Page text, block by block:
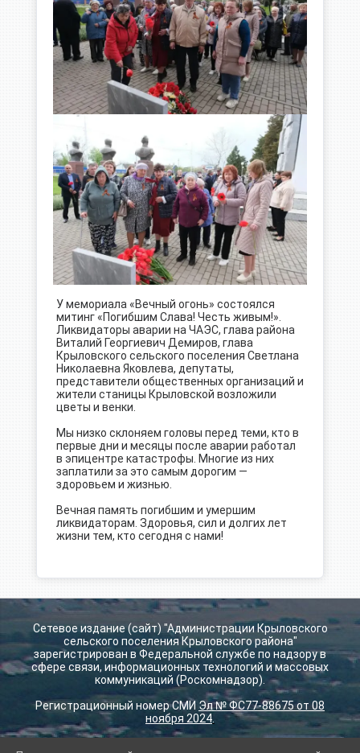
У мемориала «Вечный огонь» состоялся
митинг «Погибшим Слава! Честь живым!».
Ликвидаторы аварии на ЧАЭС, глава района
Виталий Георгиевич Демиров, глава
Крыловского сельского поселения Светлана
Николаевна Яковлева, депутаты,
представители общественных организаций и
жители станицы Крыловской возложили
цветы и венки.
Мы низко склоняем головы перед теми, кто в
первые дни и месяцы после аварии работал
в эпицентре катастрофы. Многие из них
заплатили за это самым дорогим —
здоровьем и жизнью.
Вечная память погибшим и умершим
ликвидаторам. Здоровья, сил и долгих лет
жизни тем, кто сегодня с нами!
Сетевое издание (сайт) "Администрации Крыловского
сельского поселения Крыловского района"
зарегистрирован в Федеральной службе по надзору в
сфере связи, информационных технологий и массовых
коммуникаций (Роскомнадзор).
Регистрационный номер СМИ Эл № ФС77-88675 от 08
ноября 2024